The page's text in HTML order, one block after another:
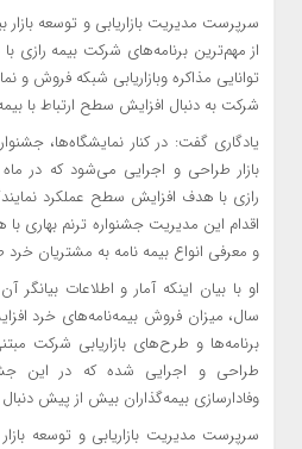
سرپرست مدیریت بازاریابی و توسعه
از مهم‌ترین برنامه‌های شرکت بیمه رازی
توانایی مذاکره وبازاریابی شبکه فروش و
شرکت به دنبال افزایش سطح ارتباط با
یادگاری گفت: در کنار نمایشگاه‌ها،
بازار طراحی و اجرایی می‌شود که در
رازی با هدف افزایش سطح عملکرد
اقدام این مدیریت جشنواره ترنم بهاری
و معرفی انواع بیمه نامه به مشتریان
او با بیان اینکه آمار و اطلاعات
سال، میزان فروش بیمه‌نامه‌های خرد
برنامه‌ها و طرح‌های بازاریابی شرکت
طراحی و اجرایی شده که در این
وفادارسازی بیمه‌گذاران بیش از پیش
سرپرست مدیریت بازاریابی و توسعه